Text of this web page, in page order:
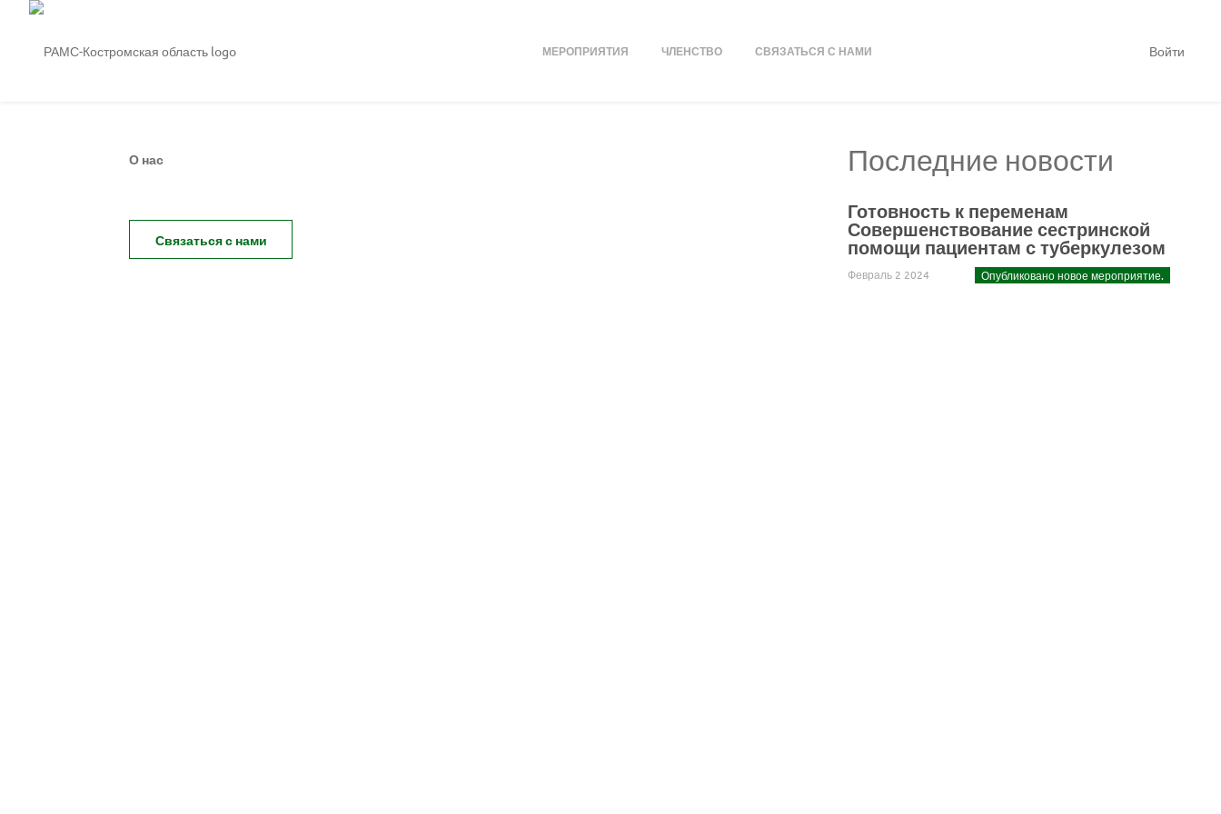
Войти
МЕРОПРИЯТИЯ ЧЛЕНСТВО СВЯЗАТЬСЯ С НАМИ
О нас
Связаться с нами
Последние новости
Готовность к переменам
Совершенствование сестринской
помощи пациентам с туберкулезом
Февраль 2 2024 Опубликовано новое мероприятие.